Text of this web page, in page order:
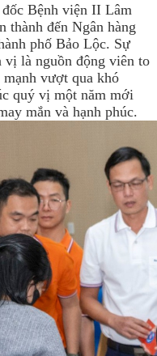
Bệnh viện II Lâm
thành đến Ngân hàng
phố Bảo Lộc. Sự
vị là nguồn động viên to
vượt qua khó
quý vị một năm mới
mắn và hạnh phúc.